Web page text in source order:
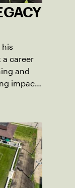
his
a career
and
impact